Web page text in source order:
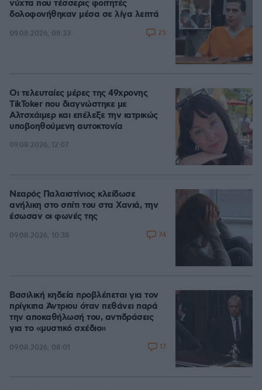
νύχτα που τέσσερις φοιτητές
δολοφονήθηκαν μέσα σε λίγα λεπτά
09.08.2026, 08:33 25
Οι τελευταίες μέρες της 49χρονης
TikToker που διαγνώστηκε με
Αλτσχάιμερ και επέλεξε την ιατρικώς
υποβοηθούμενη αυτοκτονία
09.08.2026, 12:07
Νεαρός Παλαιστίνιος κλείδωσε
ανήλικη στο σπίτι του στα Χανιά, την
έσωσαν οι φωνές της
09.08.2026, 10:38 74
Βασιλική κηδεία προβλέπεται για τον
πρίγκιπα Άντριου όταν πεθάνει παρά
την αποκαθήλωσή του, αντιδράσεις
για το «μυστικό σχέδιο»
09.08.2026, 08:01 17